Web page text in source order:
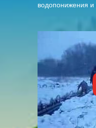
водопонижения и